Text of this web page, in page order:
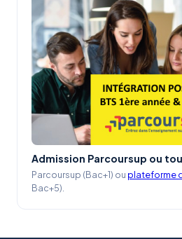
Admission Parcoursup ou
Parcoursup (Bac+1) ou plateforme
Bac+5).